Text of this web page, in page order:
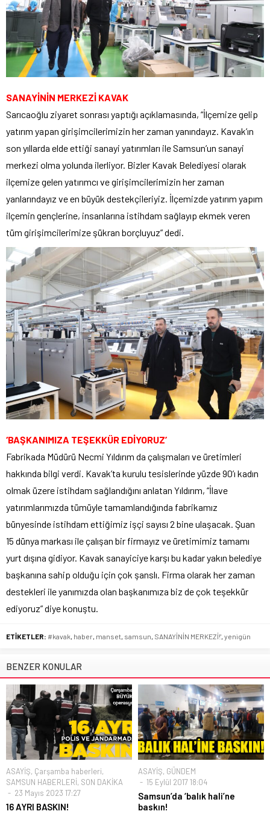
SANAYİNİN MERKEZİ KAVAK
Sarıcaoğlu ziyaret sonrası yaptığı açıklamasında, “İlçemize gelip
yatırım yapan girişimcilerimizin her zaman yanındayız. Kavak’ın
son yıllarda elde ettiği sanayi yatırımları ile Samsun’un sanayi
merkezi olma yolunda ilerliyor. Bizler Kavak Belediyesi olarak
ilçemize gelen yatırımcı ve girişimcilerimizin her zaman
yanlarındayız ve en büyük destekçileriyiz. İlçemizde yatırım yapım
ilçemin gençlerine, insanlarına istihdam sağlayıp ekmek veren
tüm girişimcilerimize şükran borçluyuz” dedi.
‘BAŞKANIMIZA TEŞEKKÜR EDİYORUZ’
Fabrikada Müdürü Necmi Yıldırım da çalışmaları ve üretimleri
hakkında bilgi verdi. Kavak’ta kurulu tesislerinde yüzde 90’ı kadın
olmak üzere istihdam sağlandığını anlatan Yıldırım, “İlave
yatırımlarımızda tümüyle tamamlandığında fabrikamız
bünyesinde istihdam ettiğimiz işçi sayısı 2 bine ulaşacak. Şuan
15 dünya markası ile çalışan bir firmayız ve üretimimiz tamamı
yurt dışına gidiyor. Kavak sanayiciye karşı bu kadar yakın belediye
başkanına sahip olduğu için çok şanslı. Firma olarak her zaman
destekleri ile yanımızda olan başkanımıza biz de çok teşekkür
ediyoruz” diye konuştu.
ETİKETLER: #kavak haber manset samsun SANAYİNİN MERKEZİ!' yenigün
BENZER KONULAR
ASAYİŞ, Çarşamba haberleri,
SAMSUN HABERLERİ, SON DAKİKA
23 Mayıs 2023 17:27
16 AYRI BASKIN!
ASAYİŞ, GÜNDEM
15 Eylül 2017 18:04
Samsun’da ‘balık hali’ne
baskın!